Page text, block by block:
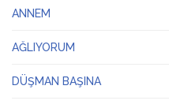
ANNEM
AĞLIYORUM
DÜŞMAN BAŞINA